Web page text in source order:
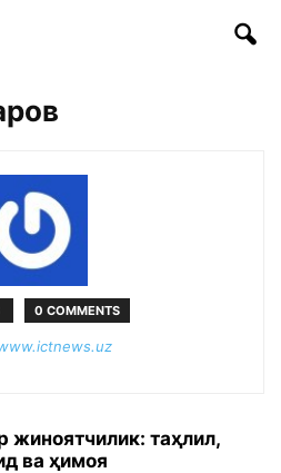
0 COMMENTS
жиноятчилик: таҳлил,
ва ҳимоя